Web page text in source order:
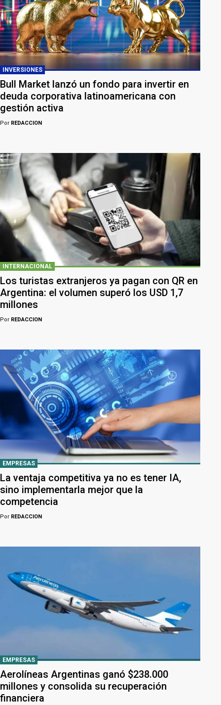
INVERSIONES
Bull Market lanzó un fondo para invertir en
deuda corporativa latinoamericana con
gestión activa
Por REDACCION
INTERNACIONAL
Los turistas extranjeros ya pagan con QR en
Argentina: el volumen superó los USD 1,7
millones
Por REDACCION
EMPRESAS
La ventaja competitiva ya no es tener IA,
sino implementarla mejor que la
competencia
Por REDACCION
EMPRESAS
Aerolíneas Argentinas ganó $238.000
millones y consolida su recuperación
financiera